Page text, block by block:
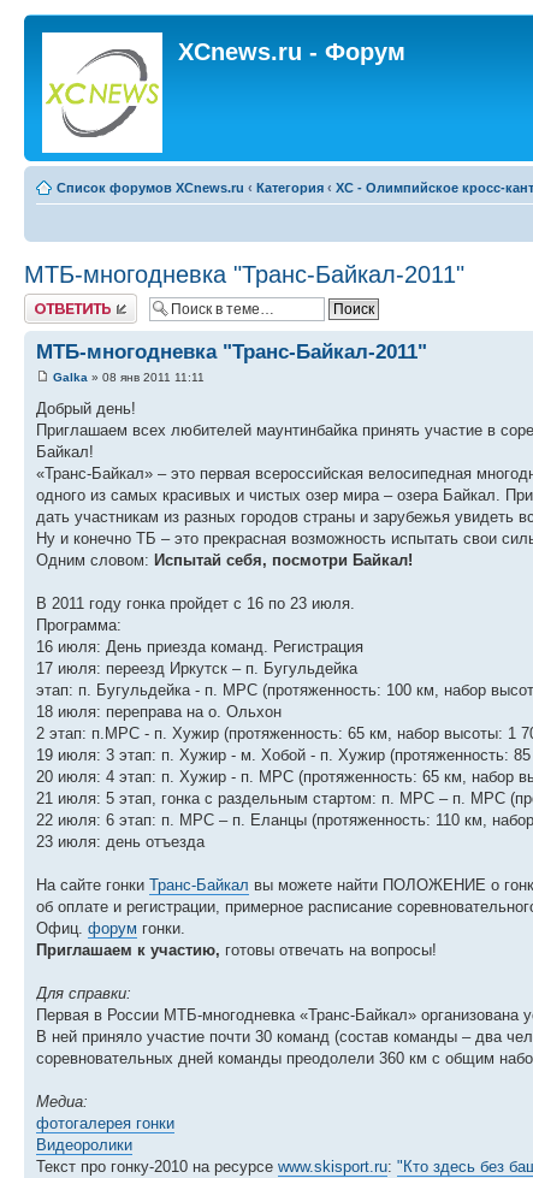
XCnews.ru - Форум
Список форумов XCnews.ru ‹ Категория ‹ XC - Олимпийское кросс-
МТБ-многодневка "Транс-Байкал-2011"
Ответить
МТБ-многодневка "Транс-Байкал-2011"
Galka » 08 янв 2011 11:11
Добрый день!
Приглашаем всех любителей маунтинбайка принять участие в
Байкал!
«Транс-Байкал» – это первая всероссийская велосипедная
одного из самых красивых и чистых озер мира – озера Байкал.
дать участникам из разных городов страны и зарубежья увидеть
Ну и конечно ТБ – это прекрасная возможность испытать свои
Одним словом: Испытай себя, посмотри Байкал!
В 2011 году гонка пройдет с 16 по 23 июля.
Программа:
16 июля: День приезда команд. Регистрация
17 июля: переезд Иркутск – п. Бугульдейка
этап: п. Бугульдейка - п. МРС (протяженность: 100 км, набор
18 июля: переправа на о. Ольхон
2 этап: п.МРС - п. Хужир (протяженность: 65 км, набор высоты: 1
19 июля: 3 этап: п. Хужир - м. Хобой - п. Хужир (протяженность:
20 июля: 4 этап: п. Хужир - п. МРС (протяженность: 65 км, набор
21 июля: 5 этап, гонка с раздельным стартом: п. МРС – п. МРС
22 июля: 6 этап: п. МРС – п. Еланцы (протяженность: 110 км,
23 июля: день отъезда
На сайте гонки Транс-Байкал вы можете найти ПОЛОЖЕНИЕ о
об оплате и регистрации, примерное расписание
Офиц. форум гонки.
Приглашаем к участию, готовы отвечать на вопросы!
Для справки:
Первая в России МТБ-многодневка «Транс-Байкал» организована
В ней приняло участие почти 30 команд (состав команды – два
соревновательных дней команды преодолели 360 км с общим
Медиа:
фотогалерея гонки
Видеоролики
Текст про гонку-2010 на ресурсе www.skisport.ru: "Кто здесь без